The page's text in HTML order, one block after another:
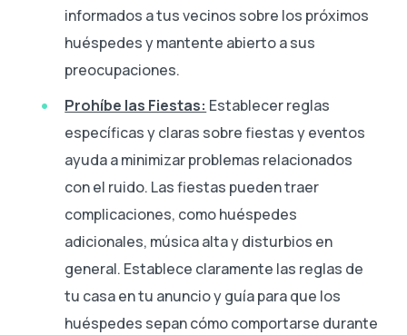
informados a tus vecinos sobre los próximos
huéspedes y mantente abierto a sus
preocupaciones.
Prohíbe las Fiestas: Establecer reglas
específicas y claras sobre fiestas y eventos
ayuda a minimizar problemas relacionados
con el ruido. Las fiestas pueden traer
complicaciones, como huéspedes
adicionales, música alta y disturbios en
general. Establece claramente las reglas de
tu casa en tu anuncio y guía para que los
huéspedes sepan cómo comportarse durante